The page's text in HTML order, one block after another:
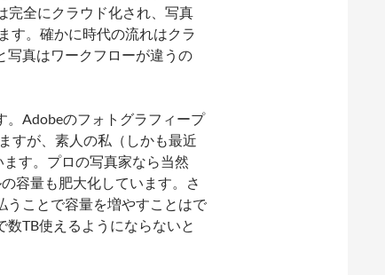
完全にクラウド化され、写真
す。確かに時代の流れはクラ
写真はワークフローが違うの
。Adobeのフォトグラフィープ
すが、素人の私（しかも最近
す。プロの写真家なら当然
容量も肥大化しています。さ
うことで容量を増やすことはで
TB使えるようにならないと